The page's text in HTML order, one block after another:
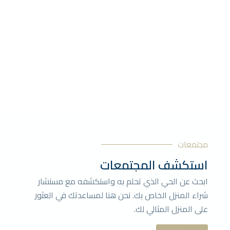
مجتمعات
استكشف المجتمعات
ابحث عن الحي الذي تحلم به واستكشفه مع مستشار
شراء المنزل الخاص بك. نحن هنا لمساعدتك في العثور
على المنزل المثالي لك.